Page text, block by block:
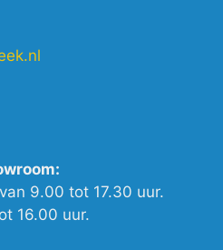
9.00 tot 17.30 uur.
16.00 uur.